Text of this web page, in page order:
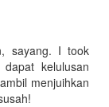
sayang. I took
kelulusan
menjuihkan